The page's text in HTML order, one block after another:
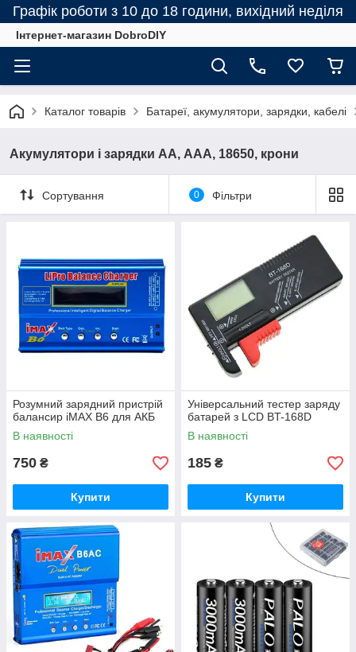
Графік роботи з 10 до 18 години, вихідний неділя
Інтернет-магазин DobroDIY
Каталог товарів Батареї, акумулятори, зарядки, кабелі
Акумулятори і зарядки АА, ААА, 18650, крони
Сортування 0 Фільтри
Розумний зарядний пристрій
балансир iMAX B6 для АКБ
В наявності
750 ₴
Купити
Універсальний тестер заряду
батарей з LCD BT-168D
В наявності
185 ₴
Купити